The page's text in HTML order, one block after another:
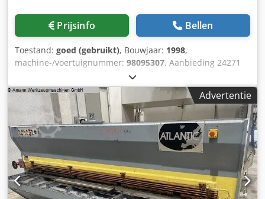
Prijsinfo Bellen
Toestand: goed (gebruikt), Bouwjaar: 1998,
machine-/voertuignummer: 98095307, Aanbieding 24271
Technische gegevens: - max. werkbreedte 3050 mm - max.
zaagcapaciteit St 40 6 mm Dedjt Tw Uiopfx Ad Ieck -
Snijhoek instelbaar mot. 0,5 - 3 ° - Snijspleet handmatig
instelbaar - Aantal hydraulische vastzetters 18 st. - mot.
Achteraanslag met positioneerbesturing 10 - 1000 mm -
Hoekaanslag vooraan - Slagsnelheid afhankelijk van
snijhoek en snijlengte 9 - 17 per/min - Pneumatische
aansluiting 6 bar - Hydraulische aandrijving 400 V / 15 kW -
Tafelhoogte 770 mm - Benodigde ruimte incl.
achteraanslag - ca. B 4050 x H 1600 x D 2450 mm - Gewicht
Advertentie